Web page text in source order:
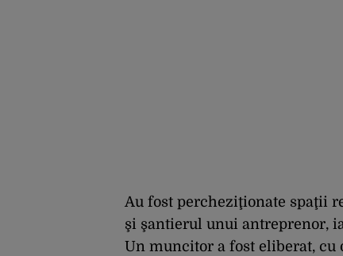
Au fost percheziţionate spaţii
şi şantierul unui antreprenor,
Un muncitor a fost eliberat, cu